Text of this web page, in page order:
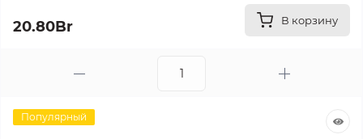
20.80Br В корзину
Популярный